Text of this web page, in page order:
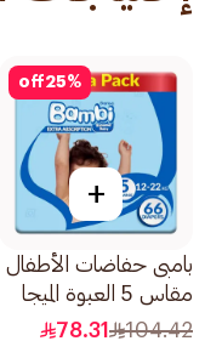
25%
off
+
بامبى حفاضات الأطفال
مقاس 5 العبوة الميجا
66قطعة
104.42
78.31